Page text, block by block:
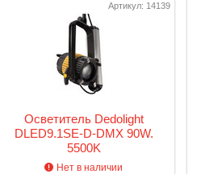
Артикул: 14139
Осветитель Dedolight
DLED9.1SE-D-DMX 90W.
5500K
Нет в наличии